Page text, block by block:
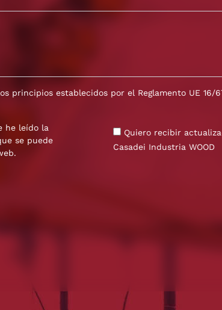
principios establecidos por el Reglamento UE 16/
he leído la
se puede
Quiero recibir
Casadei Industria WOOD